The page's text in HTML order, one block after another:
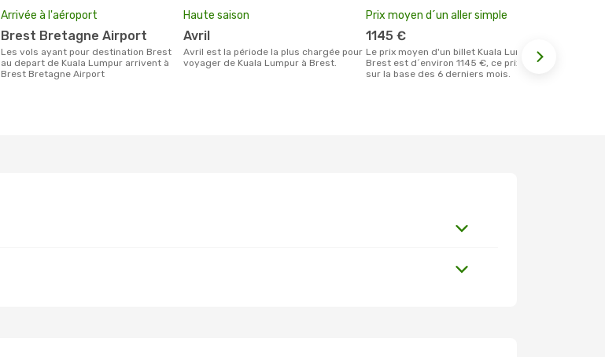
Arrivée à l'aéroport
Brest Bretagne Airport
Les vols ayant pour destination Brest
au depart de Kuala Lumpur arrivent à
Brest Bretagne Airport
Haute saison
avril
avril est la période la plus chargée pour
voyager de Kuala Lumpur à Brest.
Prix moyen d´un aller simple
1145 €
Le prix moyen d'un billet Kuala Lumpur
Brest est d´environ 1145 €, ce prix étant
sur la base des 6 derniers mois.